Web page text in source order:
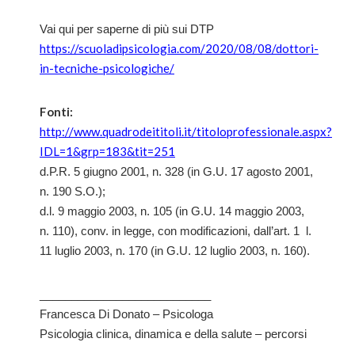
Vai qui per saperne di più sui DTP
https://scuoladipsicologia.com/2020/08/08/dottori-
in-tecniche-psicologiche/
Fonti:
http://www.quadrodeititoli.it/titoloprofessionale.aspx?
IDL=1&grp=183&tit=251
d.P.R. 5 giugno 2001, n. 328 (in G.U. 17 agosto 2001,
n. 190 S.O.);
d.l. 9 maggio 2003, n. 105 (in G.U. 14 maggio 2003,
n. 110), conv. in legge, con modificazioni, dall’art. 1 l.
11 luglio 2003, n. 170 (in G.U. 12 luglio 2003, n. 160).
Francesca Di Donato – Psicologa
Psicologia clinica, dinamica e della salute – percorsi